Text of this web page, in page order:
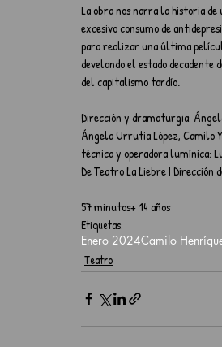
La obra nos narra la historia de
excesivo consumo de
para realizar una última
develando el estado
del capitalismo tardío.
Dirección y dramaturgia:
Ángela Urrutia López, Camilo
técnica y operadora lumínica:
De Teatro La Liebre |
57 minutos+ 14 años
Etiquetas:
Enero 2024Camilo
Teatro